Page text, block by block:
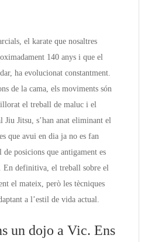
el karate que nosaltres
140 anys i que el
ha evolucionat constantment.
de la cama, els moviments són
el treball de maluc i el
Jiu Jitsu, s’han anat eliminant el
que avui en dia ja no es fan
posicions que antigament es
En definitiva, el treball sobre el
el mateix, però les tècniques
a l’estil de vida actual.
un dojo a Vic. Ens